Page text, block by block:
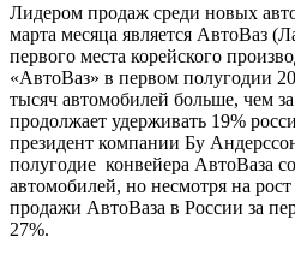
Лидером продаж среди новых
марта месяца является АвтоВаз
первого места корейского
«АвтоВаз» в первом полугодии
тысяч автомобилей больше, чем
продолжает удерживать 19%
президент компании Бу
полугодие конвейера АвтоВаза
автомобилей, но несмотря на
продажи АвтоВаза в России за
27%.